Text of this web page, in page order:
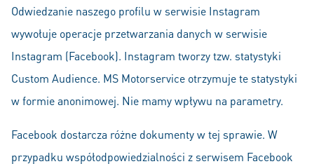
Odwiedzanie naszego profilu w serwisie Instagram
wywołuje operacje przetwarzania danych w serwisie
Instagram (Facebook). Instagram tworzy tzw. statystyki
Custom Audience. MS Motorservice otrzymuje te statystyki
w formie anonimowej. Nie mamy wpływu na parametry.
Facebook dostarcza różne dokumenty w tej sprawie. W
przypadku współodpowiedzialności z serwisem Facebook